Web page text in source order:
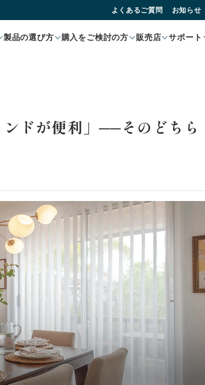
よくあるご質問 お知らせ
製品の選び方 購入をご検討の方 販売店 サポート
ンドが便利」──そのどちら